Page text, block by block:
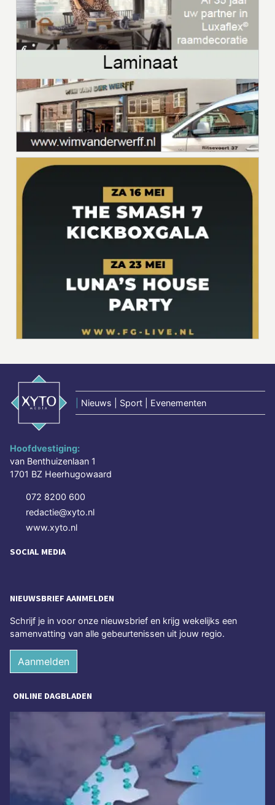
Nieuws | Sport | Evenementen
Hoofdvestiging:
van Benthuizenlaan 1
1701 BZ Heerhugowaard
072 8200 600
redactie@xyto.nl
www.xyto.nl
SOCIAL MEDIA
NIEUWSBRIEF AANMELDEN
Schrijf je in voor onze nieuwsbrief en krijg wekelijks een
samenvatting van alle gebeurtenissen uit jouw regio.
Aanmelden
ONLINE DAGBLADEN